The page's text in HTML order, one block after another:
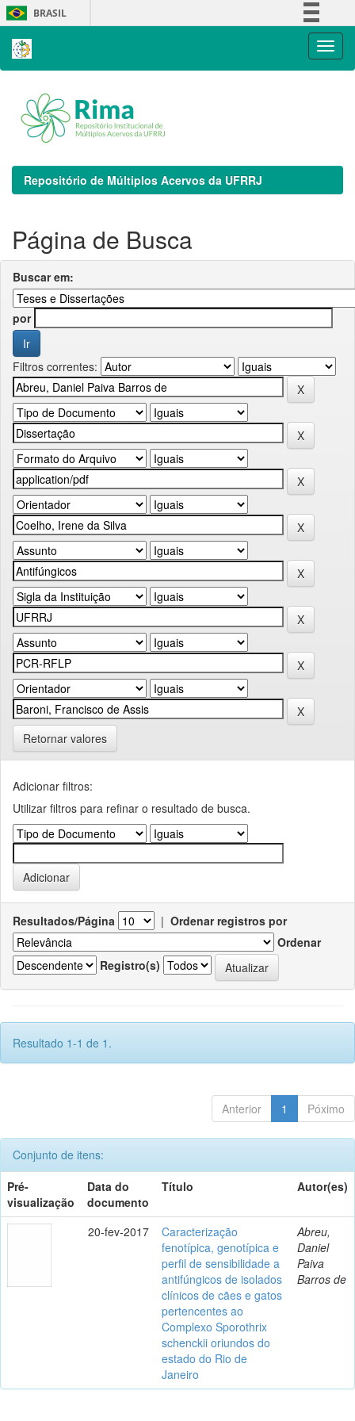
Skip
navigation
BRASIL
Repositório de Múltiplos Acervos da UFRRJ
Página de Busca
Buscar em:
por
Filtros correntes:
Retornar valores
Adicionar filtros:
Utilizar filtros para refinar o resultado de busca.
Resultados/Página | Ordenar registros por
Ordenar
Registro(s)
Resultado 1-1 de 1.
Anterior 1 Póximo
Conjunto de itens:
Pré-
visualização
Data do
documento
Título Autor(es)
20-fev-2017
Caracterização
fenotípica, genotípica e
perfil de sensibilidade a
antifúngicos de isolados
clínicos de cães e gatos
pertencentes ao
Complexo Sporothrix
schenckii oriundos do
estado do Rio de
Janeiro
Abreu,
Daniel
Paiva
Barros de